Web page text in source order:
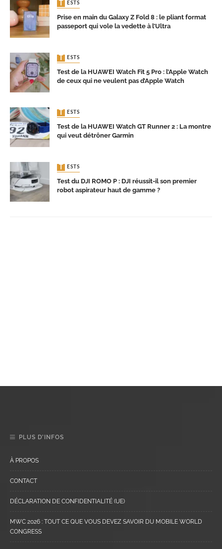
TESTS
Prise en main du Galaxy Z Fold 8 : le pliant format
passeport qui vole la vedette à l’Ultra
TESTS
Test de la HUAWEI Watch Fit 5 Pro : l’Apple Watch
de ceux qui ne veulent pas d’Apple Watch
TESTS
Test de la HUAWEI Watch GT Runner 2 : La montre
qui veut détrôner Garmin
TESTS
Test du DJI ROMO P : DJI réussit-il son premier
robot aspirateur haut de gamme ?
PLUS D’INFOS
À PROPOS
CONTACT
DÉCLARATION DE CONFIDENTIALITÉ (UE)
MWC 2026 : TOUT CE QUE VOUS DEVEZ SAVOIR DU MOBILE WORLD
CONGRESS